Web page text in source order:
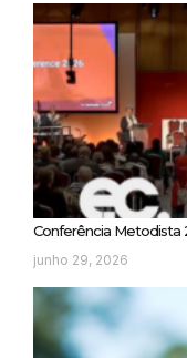
Conferência Metodista
junho 29, 2026